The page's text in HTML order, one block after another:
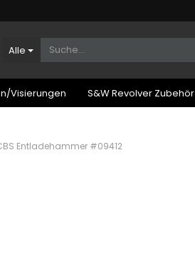
Alle
Visierungen S&W Revolver Zubehör
Entladehammer #09412